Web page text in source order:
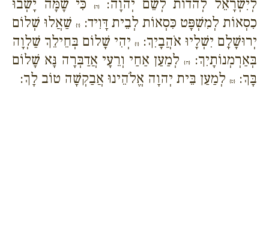
{ה}
כִסְאוֹת לְמִשְׁפָּט כִּסְאוֹת לְבֵית דָּוִיד:
{ו} שַׁאֲלוּ שְׁלוֹם
יְרוּשָׁלִָם יִשְׁלָיוּ אֹהֲבָיִךְ:
{ז} יְהִי שָׁלוֹם בְּחֵילֵךְ שַׁלְוָה
בְּאַרְמְנוֹתָיִךְ:
{ח}
לְמַעַן אַחַי וְרֵעָי אֲדַבְּרָה נָּא שָׁלוֹם
בָּךְ:
{ט} לְמַעַן בֵּית יְהוָה אֱלֹהֵינוּ אֲבַקְשָׁה טוֹב לָךְ: